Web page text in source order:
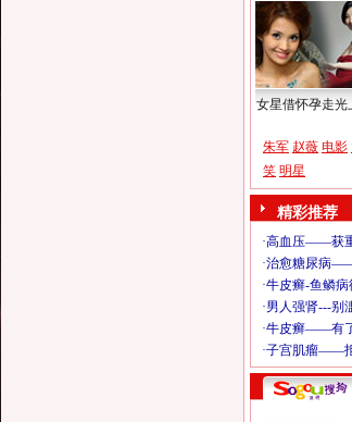
女星借怀孕走光
朱军 赵薇 电影
笑 明星
精彩推荐